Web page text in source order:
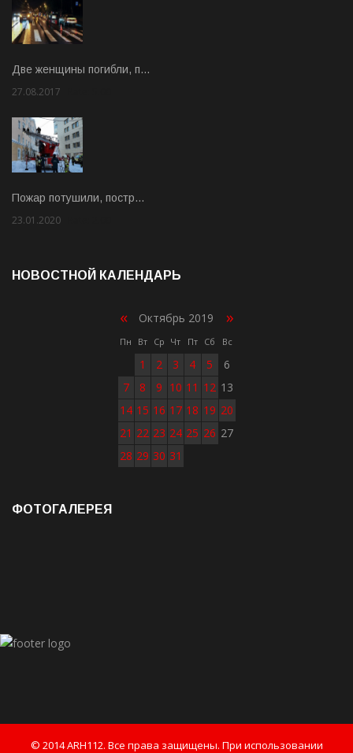
Две женщины погибли, п…
27.08.2017
Пожар потушили, постр…
23.01.2020
НОВОСТНОЙ КАЛЕНДАРЬ
« Октябрь 2019 »
Пн Вт Ср Чт Пт Сб Вс
1 2 3 4 5
6
7
8 9 10 11 12 13
14 15 16 17 18 19 20
21 22 23 24 25 26 27
28 29 30 31
ФОТОГАЛЕРЕЯ
© 2014 ARH112. Все права защищены. При использовании